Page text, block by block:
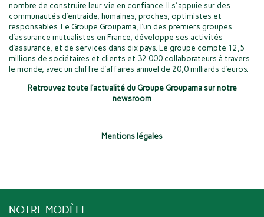
nombre de construire leur vie en confiance. Il s'appuie sur des
communautés d’entraide, humaines, proches, optimistes et
responsables. Le Groupe Groupama, l’un des premiers groupes
d’assurance mutualistes en France, développe ses activités
d’assurance, et de services dans dix pays. Le groupe compte 12,5
millions de sociétaires et clients et 32 000 collaborateurs à travers
le monde, avec un chiffre d’affaires annuel de 20,0 milliards d’euros.
Retrouvez toute l’actualité du Groupe Groupama sur notre
newsroom
Mentions légales
NOTRE MODÈLE